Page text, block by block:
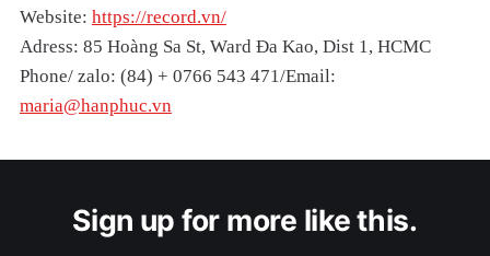
Website: https://record.vn/
Adress: 85 Hoàng Sa St, Ward Đa Kao, Dist 1, HCMC
Phone/ zalo: (84) + 0766 543 471/Email:
maria@hanphuc.vn
Sign up for more like this.